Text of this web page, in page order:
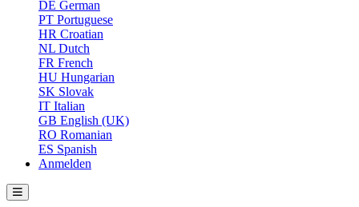
DE German
PT Portuguese
HR Croatian
NL Dutch
FR French
HU Hungarian
SK Slovak
IT Italian
GB English (UK)
RO Romanian
ES Spanish
Anmelden